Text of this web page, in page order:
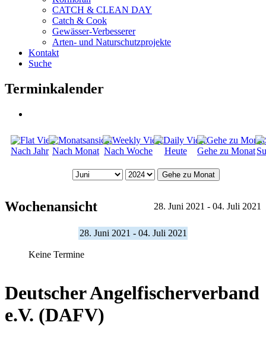
CATCH & CLEAN DAY
Catch & Cook
Gewässer-Verbesserer
Arten- und Naturschutzprojekte
Kontakt
Suche
Terminkalender
Nach Jahr Nach Monat Nach Woche Heute Gehe zu Monat
Gehe zu Monat
Wochenansicht 28. Juni 2021 - 04. Juli 2021
28. Juni 2021 - 04. Juli 2021
Keine Termine
Deutscher Angelfischerverband
e.V. (DAFV)